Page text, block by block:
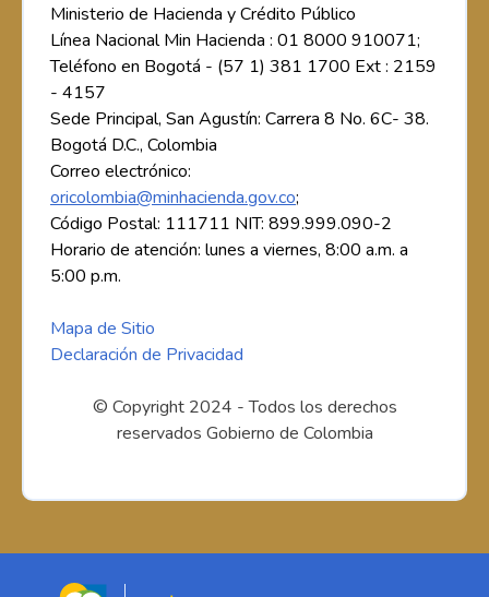
Ministerio de Hacienda y Crédito Público
Línea Nacional Min Hacienda : 01 8000 910071;
Teléfono en Bogotá - (57 1) 381 1700 Ext : 2159
- 4157
Sede Principal, San Agustín: Carrera 8 No. 6C- 38.
Bogotá D.C., Colombia
Correo electrónico:
oricolombia@minhacienda.gov.co;
Código Postal: 111711 NIT: 899.999.090-2
Horario de atención: lunes a viernes, 8:00 a.m. a
5:00 p.m.
Mapa de Sitio
Declaración de Privacidad
© Copyright 2024 - Todos los derechos
reservados Gobierno de Colombia